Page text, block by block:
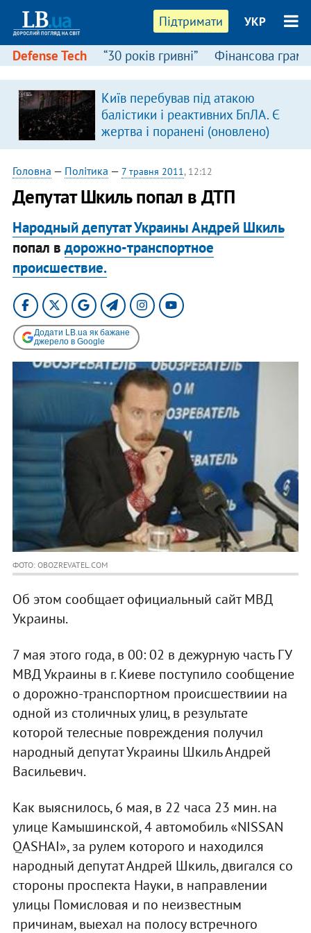
Підтримати УКР
Defense Tech “30 років гривні” Фінансова
Київ перебував під атакою
балістики і реактивних БпЛА. Є
жертва і поранені (оновлено)
Головна — Політика — 7 травня 2011, 12:12
Депутат Шкиль попал в ДТП
Народный депутат Украины Андрей Шкиль
попал в дорожно-транспортное
происшествие.
Додати LB.ua як бажане
джерело в Google
ФОТО: OBOZREVATEL.COM
Об этом сообщает официальный сайт МВД
Украины.
7 мая этого года, в 00: 02 в дежурную часть ГУ
МВД Украины в г. Киеве поступило сообщение
о дорожно-транспортном происшествиии на
одной из столичных улиц, в результате
которой телесные повреждения получил
народный депутат Украины Шкиль Андрей
Васильевич.
Как выяснилось, 6 мая, в 22 часа 23 мин. на
улице Камышинской, 4 автомобиль «NISSAN
QASHAI», за рулем которого и находился
народный депутат Андрей Шкиль, двигался со
стороны проспекта Науки, в направлении
улицы Помисловая и по неизвестным
причинам, выехал на полосу встречного